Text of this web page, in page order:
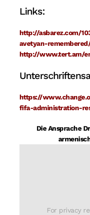
Links:
http://asbarez.com/
avetyan-
http://www.tert.am/
https://
fifa-administration-
Die Ansprache
For privacy